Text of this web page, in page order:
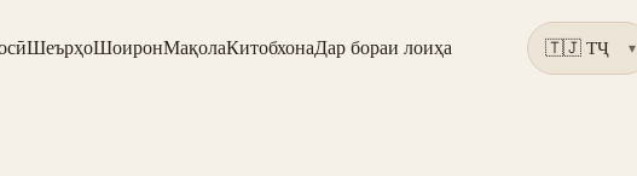
ШеърҳоШоиронМақолаКитобхонаДар бораи лоиҳа ▾